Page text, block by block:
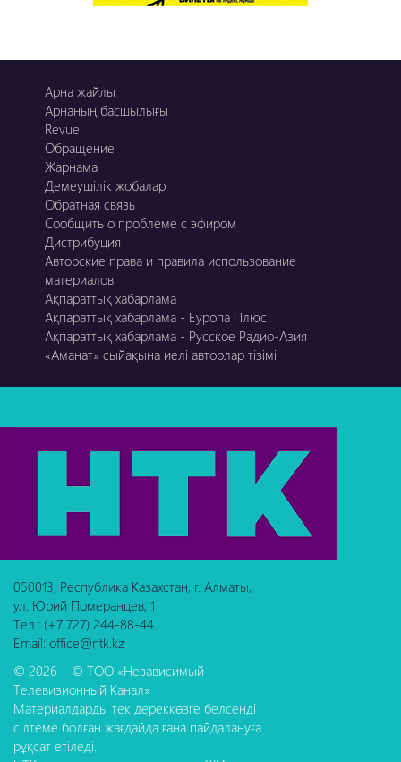
Арна жайлы
Арнаның басшылығы
Revue
Обращение
Жарнама
Демеушілік жобалар
Обратная связь
Сообщить о проблеме с эфиром
Дистрибуция
Авторские права и правила использование
материалов
Ақпараттық хабарлама
Ақпараттық хабарлама - Еуропа Плюс
Ақпараттық хабарлама - Русское Радио-Азия
«Аманат» сыйақына иелі авторлар тізімі
050013, Республика Казахстан, г. Алматы,
ул. Юрий Померанцев, 1
Тел.: (+7 727) 244-88-44
Email: office@ntk.kz
© 2026 – © ТОО «Независимый
Телевизионный Канал»
Материалдарды тек дереккөзге белсенді
сілтеме болған жағдайда ғана пайдалануға
рұқсат етіледі.